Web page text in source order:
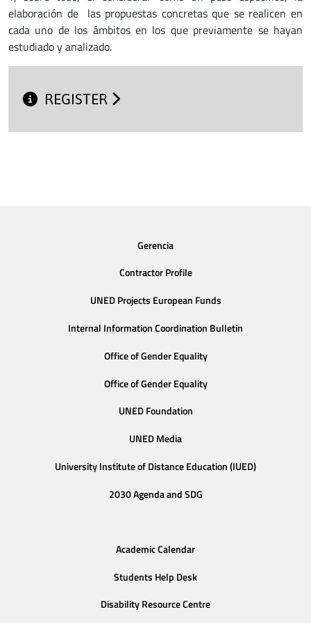
elaboración de las propuestas concretas que se realicen en
cada uno de los ámbitos en los que previamente se hayan
estudiado y analizado.
REGISTER
Gerencia
Contractor Profile
UNED Projects European Funds
Internal Information Coordination Bulletin
Office of Gender Equality
Office of Gender Equality
UNED Foundation
UNED Media
University Institute of Distance Education (IUED)
2030 Agenda and SDG
Academic Calendar
Students Help Desk
Disability Resource Centre